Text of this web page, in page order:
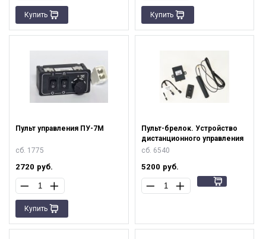
Купить Купить
Пульт управления ПУ-7М
сб. 1775
2720 руб.
Купить
Пульт-брелок. Устройство
дистанционного управления
сб. 6540
5200 руб.